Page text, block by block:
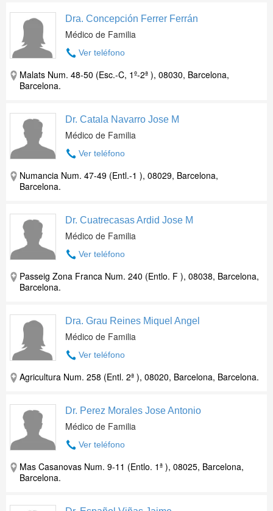
Dra. Concepción Ferrer Ferrán
Médico de Familia
Ver teléfono
Malats Num. 48-50 (Esc.-C, 1º-2ª ), 08030, Barcelona,
Barcelona.
Dr. Catala Navarro Jose M
Médico de Familia
Ver teléfono
Numancia Num. 47-49 (Entl.-1 ), 08029, Barcelona,
Barcelona.
Dr. Cuatrecasas Ardid Jose M
Médico de Familia
Ver teléfono
Passeig Zona Franca Num. 240 (Entlo. F ), 08038, Barcelona,
Barcelona.
Dra. Grau Reines Miquel Angel
Médico de Familia
Ver teléfono
Agricultura Num. 258 (Entl. 2ª ), 08020, Barcelona, Barcelona.
Dr. Perez Morales Jose Antonio
Médico de Familia
Ver teléfono
Mas Casanovas Num. 9-11 (Entlo. 1ª ), 08025, Barcelona,
Barcelona.